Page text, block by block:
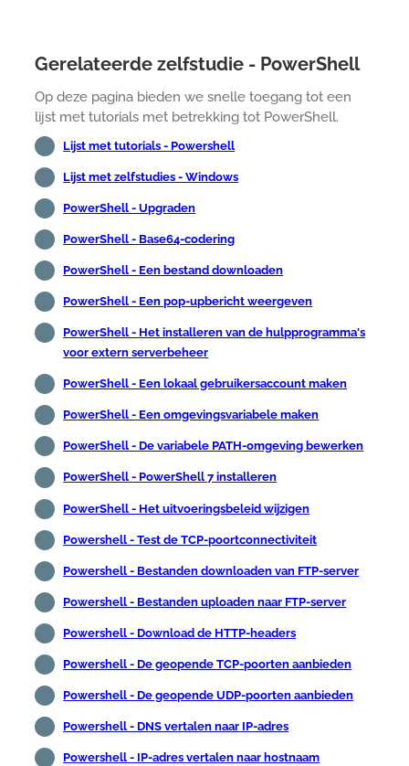
Gerelateerde zelfstudie - PowerShell
Op deze pagina bieden we snelle toegang tot een
lijst met tutorials met betrekking tot PowerShell.
Lijst met tutorials - Powershell
Lijst met zelfstudies - Windows
PowerShell - Upgraden
PowerShell - Base64-codering
PowerShell - Een bestand downloaden
PowerShell - Een pop-upbericht weergeven
PowerShell - Het installeren van de hulpprogramma's
voor extern serverbeheer
PowerShell - Een lokaal gebruikersaccount maken
PowerShell - Een omgevingsvariabele maken
PowerShell - De variabele PATH-omgeving bewerken
PowerShell - PowerShell 7 installeren
PowerShell - Het uitvoeringsbeleid wijzigen
Powershell - Test de TCP-poortconnectiviteit
Powershell - Bestanden downloaden van FTP-server
Powershell - Bestanden uploaden naar FTP-server
Powershell - Download de HTTP-headers
Powershell - De geopende TCP-poorten aanbieden
Powershell - De geopende UDP-poorten aanbieden
Powershell - DNS vertalen naar IP-adres
Powershell - IP-adres vertalen naar hostnaam